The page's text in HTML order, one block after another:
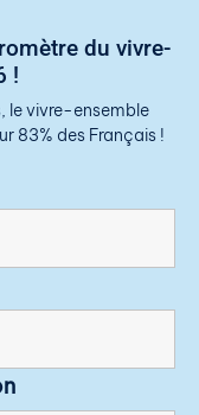
du vivre-
!
le vivre-ensemble
83% des Français !